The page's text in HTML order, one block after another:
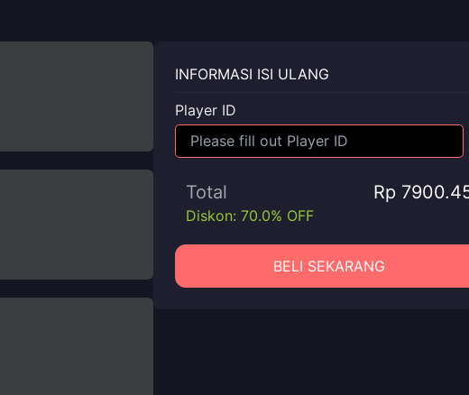
INFORMASI ISI ULANG
Player ID
Total Rp
Diskon: 70.0% OFF
BELI SEKARANG